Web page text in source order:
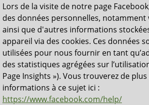
Lors de la visite de notre page
des données personnelles, notamment
ainsi que d'autres informations
appareil via des cookies. Ces données
utilisées pour nous fournir en tant
des statistiques agrégées sur
Page Insights »). Vous trouverez de
informations à ce sujet ici :
https://www.facebook.com/help/